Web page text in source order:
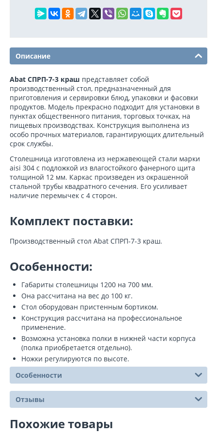
Описание
Abat СПРП-7-3 краш представляет собой
производственный стол, предназначенный для
приготовления и сервировки блюд, упаковки и фасовки
продуктов. Модель прекрасно подходит для установки в
пунктах общественного питания, торговых точках, на
пищевых производствах. Конструкция выполнена из
особо прочных материалов, гарантирующих длительный
срок службы.
Столешница изготовлена из нержавеющей стали марки
aisi 304 с подложкой из влагостойкого фанерного щита
толщиной 12 мм. Каркас произведен из окрашенной
стальной трубы квадратного сечения. Его усиливает
наличие перемычек с 4 сторон.
Комплект поставки:
Производственный стол Abat СПРП-7-3 краш.
Особенности:
Габариты столешницы 1200 на 700 мм.
Она рассчитана на вес до 100 кг.
Стол оборудован пристенным бортиком.
Конструкция рассчитана на профессиональное
применение.
Возможна установка полки в нижней части корпуса
(полка приобретается отдельно).
Ножки регулируются по высоте.
Особенности
Отзывы
Похожие товары